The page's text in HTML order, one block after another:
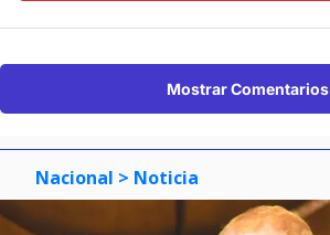
Mostrar Comentarios
Nacional > Noticia